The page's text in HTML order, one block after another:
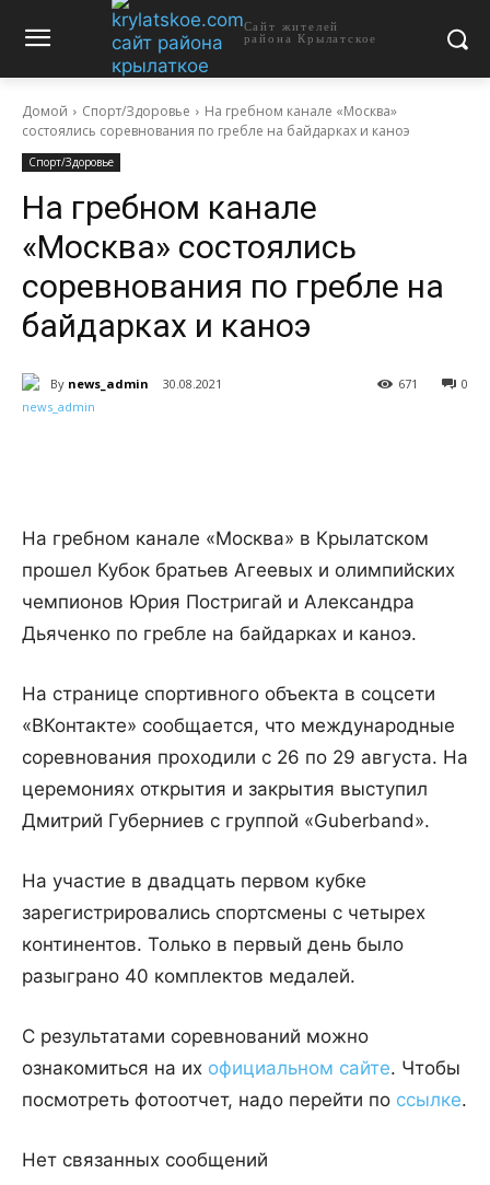
Сайт жителей
района Крылатское
Домой Спорт/Здоровье
На гребном канале «Москва»
состоялись соревнования по гребле на байдарках и каноэ
Спорт/Здоровье
На гребном канале
«Москва» состоялись
соревнования по гребле на
байдарках и каноэ
By news_admin 30.08.2021 0
671
На гребном канале «Москва» в Крылатском
прошел Кубок братьев Агеевых и олимпийских
чемпионов Юрия Постригай и Александра
Дьяченко по гребле на байдарках и каноэ.
На странице спортивного объекта в соцсети
«ВКонтакте» сообщается, что международные
соревнования проходили с 26 по 29 августа. На
церемониях открытия и закрытия выступил
Дмитрий Губерниев с группой «Guberband».
На участие в двадцать первом кубке
зарегистрировались спортсмены с четырех
континентов. Только в первый день было
разыграно 40 комплектов медалей.
С результатами соревнований можно
ознакомиться на их официальном сайте. Чтобы
посмотреть фотоотчет, надо перейти по ссылке.
Нет связанных сообщений